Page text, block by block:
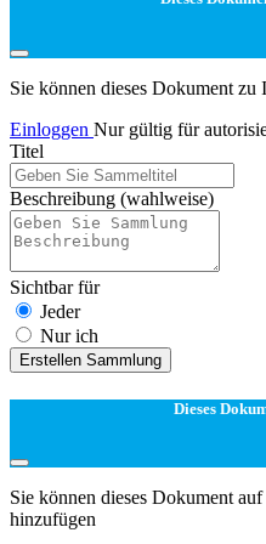
Sie können dieses Dokument zu
Einloggen Nur gültig für
Titel
Beschreibung (wahlweise)
Sichtbar für
Jeder
Nur ich
Erstellen Sammlung
Dieses
Sie können dieses Dokument
hinzufügen